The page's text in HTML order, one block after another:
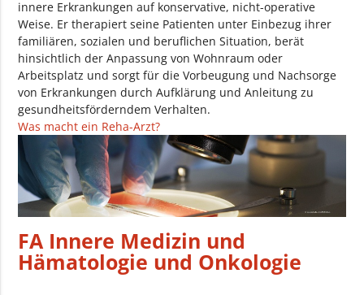
innere Erkrankungen auf konservative, nicht-operative
Weise. Er therapiert seine Patienten unter Einbezug ihrer
familiären, sozialen und beruflichen Situation, berät
hinsichtlich der Anpassung von Wohnraum oder
Arbeitsplatz und sorgt für die Vorbeugung und Nachsorge
von Erkrankungen durch Aufklärung und Anleitung zu
gesundheitsförderndem Verhalten.
Was macht ein Reha-Arzt?
FA Innere Medizin und
Hämatologie und Onkologie